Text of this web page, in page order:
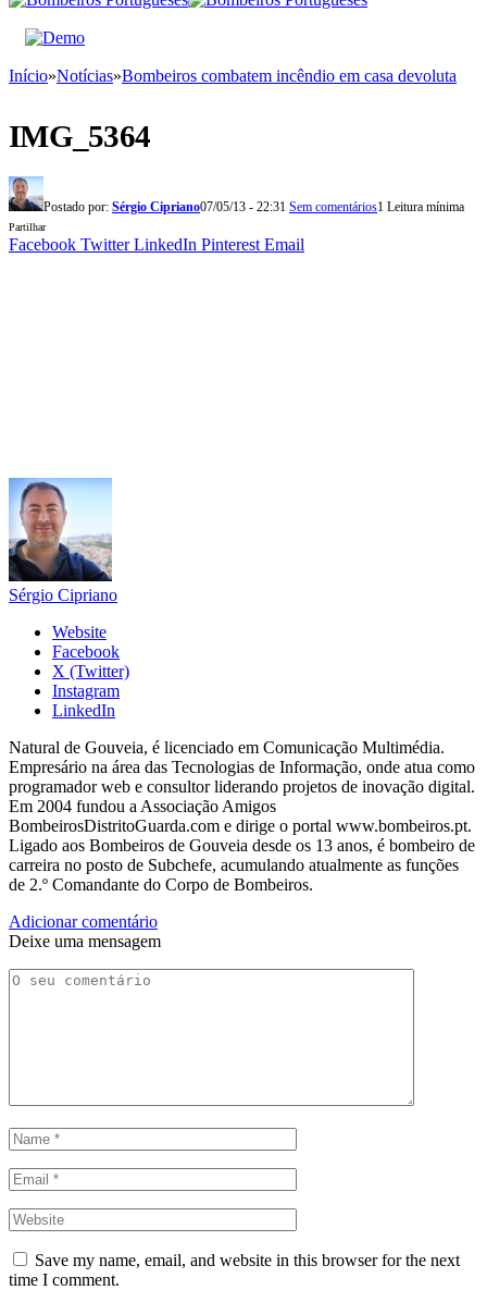
Início»Notícias»Bombeiros combatem incêndio em casa devoluta
IMG_5364
Postado por: Sérgio Cipriano07/05/13 - 22:31 Sem comentários1 Leitura mínima
Partilhar
Facebook Twitter LinkedIn Pinterest Email
Sérgio Cipriano
Website
Facebook
X (Twitter)
Instagram
LinkedIn
Natural de Gouveia, é licenciado em Comunicação Multimédia.
Empresário na área das Tecnologias de Informação, onde atua como
programador web e consultor liderando projetos de inovação digital.
Em 2004 fundou a Associação Amigos
BombeirosDistritoGuarda.com e dirige o portal www.bombeiros.pt.
Ligado aos Bombeiros de Gouveia desde os 13 anos, é bombeiro de
carreira no posto de Subchefe, acumulando atualmente as funções
de 2.º Comandante do Corpo de Bombeiros.
Adicionar comentário
Deixe uma mensagem
Save my name, email, and website in this browser for the next
time I comment.